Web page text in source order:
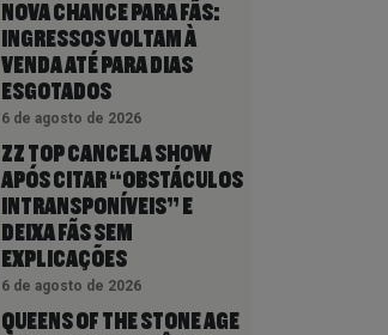
NOVA CHANCE PARA FÃS:
INGRESSOS VOLTAM À
VENDA ATÉ PARA DIAS
ESGOTADOS
6 de agosto de 2026
ZZ TOP CANCELA SHOW
APÓS CITAR “OBSTÁCULOS
INTRANSPONÍVEIS” E
DEIXA FÃS SEM
EXPLICAÇÕES
6 de agosto de 2026
QUEENS OF THE STONE AGE